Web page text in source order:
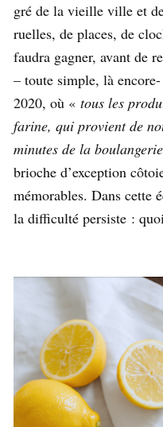
gré de la vieille ville et
ruelles, de places, de
faudra gagner, avant de
– toute simple, là
2020, où « tous les
farine, qui provient de
minutes de la boulangerie
brioche d’exception
mémorables. Dans cette
la difficulté persiste :